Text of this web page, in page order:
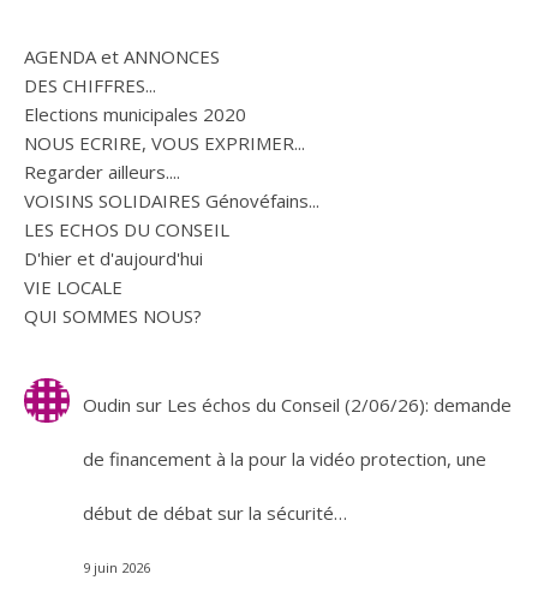
AGENDA et ANNONCES
DES CHIFFRES...
Elections municipales 2020
NOUS ECRIRE, VOUS EXPRIMER...
Regarder ailleurs....
VOISINS SOLIDAIRES Génovéfains...
LES ECHOS DU CONSEIL
D'hier et d'aujourd'hui
VIE LOCALE
QUI SOMMES NOUS?
Oudin sur Les échos du Conseil (2/06/26): demande
de financement à la pour la vidéo protection, une
début de débat sur la sécurité…
9 juin 2026